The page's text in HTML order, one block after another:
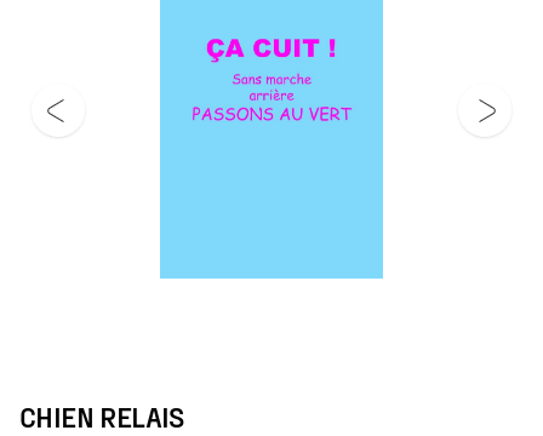
CHIEN RELAIS